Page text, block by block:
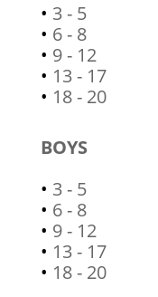
• 3 - 5
• 6 - 8
• 9 - 12
• 13 - 17
• 18 - 20
BOYS
• 3 - 5
• 6 - 8
• 9 - 12
• 13 - 17
• 18 - 20